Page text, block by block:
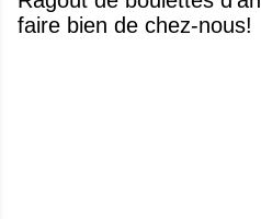
faire bien de chez-nous!